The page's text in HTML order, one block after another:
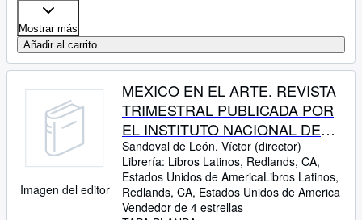
Mostrar más
Añadir al carrito
Imagen del editor
MEXICO EN EL ARTE. REVISTA
TRIMESTRAL PUBLICADA POR
EL INSTITUTO NACIONAL DE
BELLAS ARTES. NO. 21
Sandoval de León, Víctor (director)
Librería: Libros Latinos, Redlands, CA,
Estados Unidos de AmericaLibros Latinos,
Redlands, CA, Estados Unidos de America
Vendedor de 4 estrellas